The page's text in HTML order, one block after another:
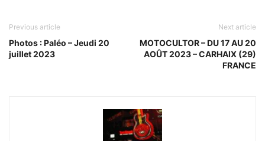
Previous article
Photos : Paléo – Jeudi 20
juillet 2023
Next article
MOTOCULTOR – DU 17 AU 20
AOÛT 2023 – CARHAIX (29)
FRANCE